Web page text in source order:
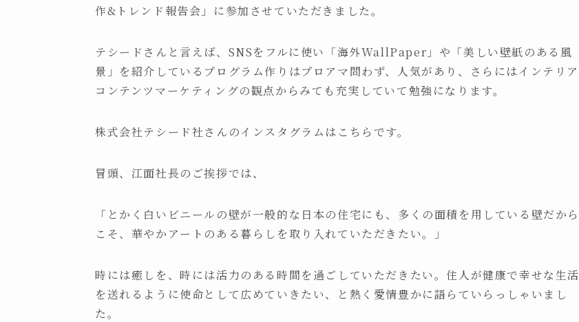
作&トレンド報告会」に参加させていただきました。
テシードさんと言えば、SNSをフルに使い「海外WallPaper」や「美しい壁紙のある風
景」を紹介しているプログラム作りはプロアマ問わず、人気があり、さらにはインテリア
コンテンツマーケティングの観点からみても充実していて勉強になります。
株式会社テシード社さんのインスタグラムはこちらです。
冒頭、江面社長のご挨拶では、
「とかく白いビニールの壁が一般的な日本の住宅にも、多くの面積を用している壁だから
こそ、華やかアートのある暮らしを取り入れていただきたい。」
時には癒しを、時には活力のある時間を過ごしていただきたい。住人が健康で幸せな生活
を送れるように使命として広めていきたい、と熱く愛情豊かに語らていらっしゃいまし
た。